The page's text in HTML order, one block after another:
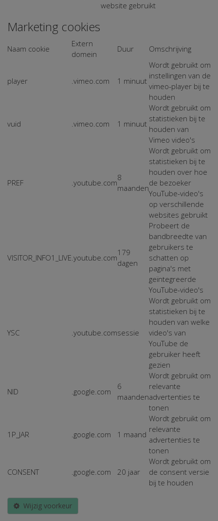
website gebruikt
Marketing cookies
Naam cookie
Extern
domein
Duur Omschrijving
player .vimeo.com 1 minuut
Wordt gebruikt om
instellingen van de
vimeo-player bij te
houden
vuid .vimeo.com 1 minuut
Wordt gebruikt om
statistieken bij te
houden van
Vimeo video's
PREF .youtube.com
8
maanden
Wordt gebruikt om
statistieken bij te
houden over hoe
de bezoeker
YouTube-video's
op verschillende
websites gebruikt
VISITOR_INFO1_LIVE.youtube.com
179
dagen
Probeert de
bandbreedte van
gebruikers te
schatten op
pagina's met
geïntegreerde
YouTube-video's
YSC .youtube.comsessie
Wordt gebruikt om
statistieken bij te
houden van welke
video's van
YouTube de
gebruiker heeft
gezien
NID .google.com
6
maanden
Wordt gebruikt om
relevante
advertenties te
tonen
1P_JAR .google.com 1 maand
Wordt gebruikt om
relevante
advertenties te
tonen
CONSENT .google.com 20 jaar
Wordt gebruikt om
de consent versie
bij te houden
Wijzig voorkeur